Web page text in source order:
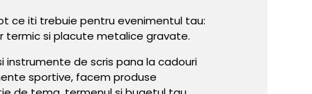
ce iti trebuie pentru evenimentul tau:
termic si placute metalice gravate.
instrumente de scris pana la cadouri
sportive, facem produse